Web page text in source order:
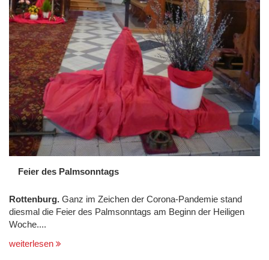
Feier des Palmsonntags
Rottenburg. Ganz im Zeichen der Corona-Pandemie stand
diesmal die Feier des Palmsonntags am Beginn der Heiligen
Woche....
weiterlesen